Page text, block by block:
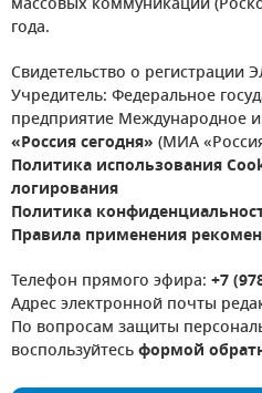
массовых коммуникаций
года.
Свидетельство о регистрации
Учредитель: Федеральное
предприятие Международное
«Россия сегодня» (МИА
Политика использования
логирования
Политика
Правила применения
Телефон прямого эфира: +7
Адрес электронной почты
По вопросам защиты
воспользуйтесьформой